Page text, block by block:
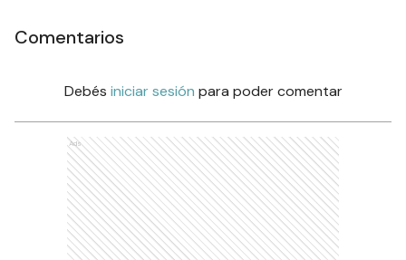
Comentarios
Debés iniciar sesión para poder comentar
Ads